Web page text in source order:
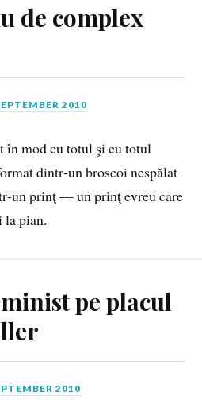
de complex
2010
în mod cu totul şi cu totul
dintr‑un broscoi nespălat
prinţ — un prinţ evreu care
la pian.
pe placul
2010